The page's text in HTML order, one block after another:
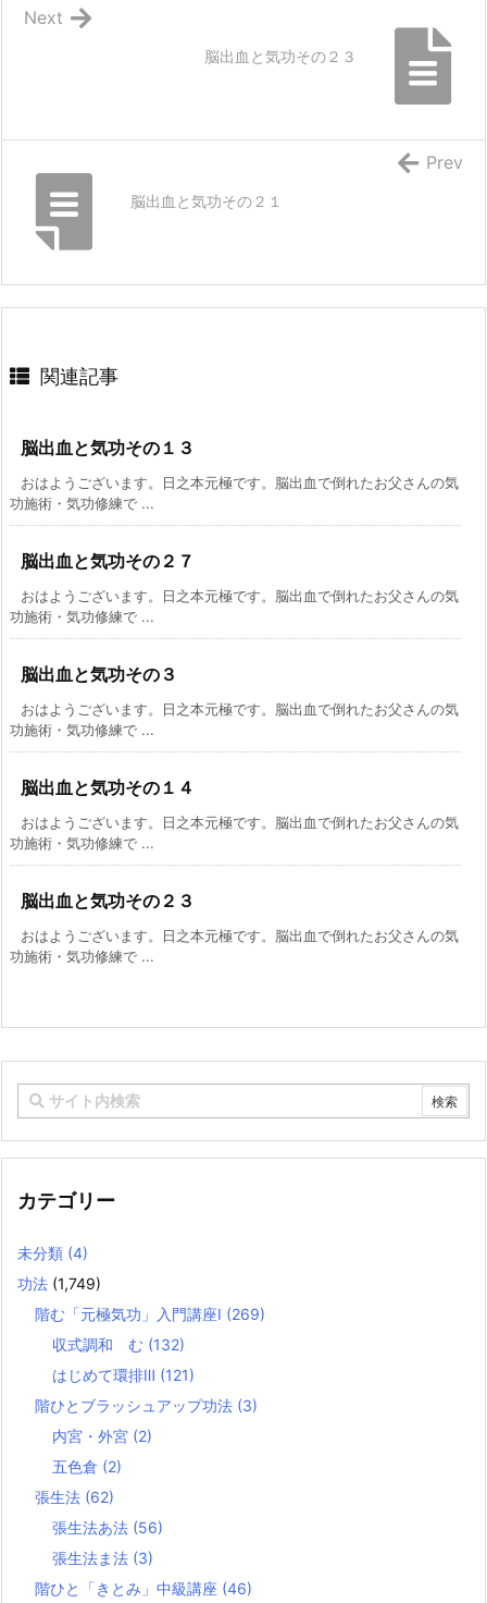
脳出血と気功その２３
Next
脳出血と気功その２１
Prev
関連記事
脳出血と気功その１３
おはようございます。日之本元極です。脳出血で倒れたお父さんの気
功施術・気功修練で ...
脳出血と気功その２７
おはようございます。日之本元極です。脳出血で倒れたお父さんの気
功施術・気功修練で ...
脳出血と気功その３
おはようございます。日之本元極です。脳出血で倒れたお父さんの気
功施術・気功修練で ...
脳出血と気功その１４
おはようございます。日之本元極です。脳出血で倒れたお父さんの気
功施術・気功修練で ...
脳出血と気功その２３
おはようございます。日之本元極です。脳出血で倒れたお父さんの気
功施術・気功修練で ...
カテゴリー
未分類 (4)
功法 (1,749)
階む「元極気功」入門講座Ⅰ (269)
収式調和 む (132)
はじめて環排Ⅲ (121)
階ひとブラッシュアップ功法 (3)
内宮・外宮 (2)
五色倉 (2)
張生法 (62)
張生法あ法 (56)
張生法ま法 (3)
階ひと「きとみ」中級講座 (46)